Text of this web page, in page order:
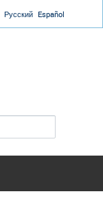
Русский Español